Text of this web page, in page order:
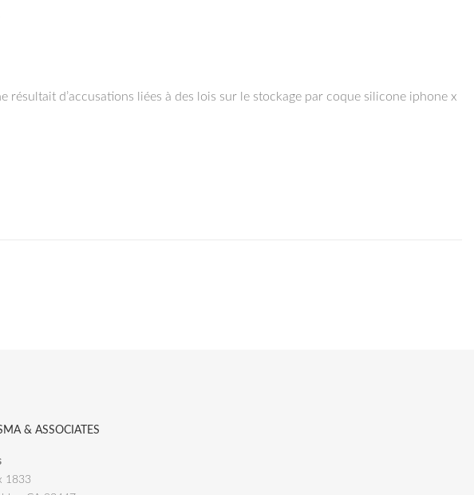
d’accusations liées à des lois sur le stockage par coque silicone iphone x
& ASSOCIATES
1833